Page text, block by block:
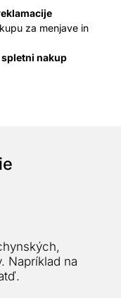
za menjave in
spletni nakup
Napríklad na